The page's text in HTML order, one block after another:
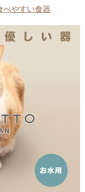
べやすい食器